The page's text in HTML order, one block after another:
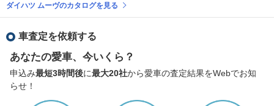
ダイハツ ムーヴのカタログを見る
車査定を依頼する
あなたの愛車、今いくら？
申込み最短3時間後に最大20社から愛車の査定結果をWebでお知
らせ！